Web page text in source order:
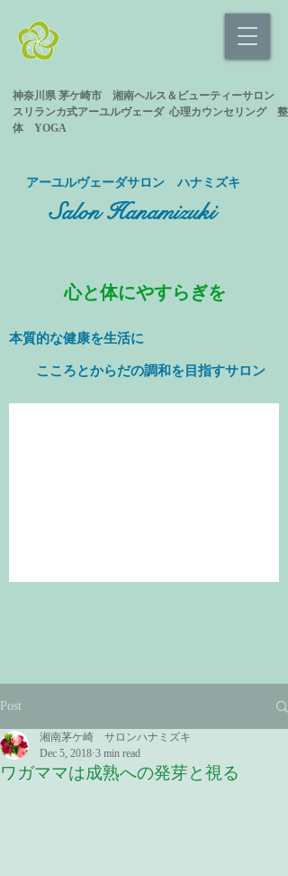
神奈川県 茅ケ崎市 湘南ヘルス＆ビューティーサロン
スリランカ式アーユルヴェーダ 心理カウンセリング 整
体 YOGA
​アーユルヴェーダサロン ハナミズキ
Salon Hanamizuki
心と体にやすらぎを
本質的な健康を生活に
​ こころとからだの調和を目指すサロン
Post
ワガママは成熟への発芽と視る
湘南茅ケ崎 サロンハナミズキ
Dec 5, 2018 3 min read